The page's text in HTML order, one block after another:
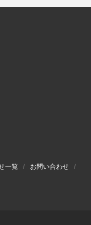
一覧
お問い合わせ